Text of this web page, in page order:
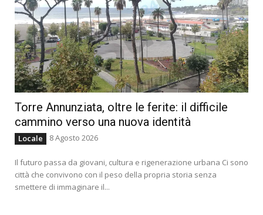
Torre Annunziata, oltre le ferite: il difficile
cammino verso una nuova identità
Locale 8 Agosto 2026
Il futuro passa da giovani, cultura e rigenerazione urbana Ci sono
città che convivono con il peso della propria storia senza
smettere di immaginare il...